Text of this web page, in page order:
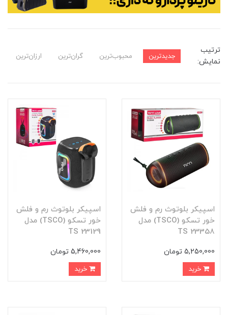
ترتیب
نمایش:
جدیدترین محبوب‌ترین گران‌ترین ارزان‌ترین
اسپیکر بلوتوث رم و فلش
خور تسکو (TSCO) مدل
TS 23358
5,250,000 تومان
اسپیکر بلوتوث رم و فلش
خور تسکو (TSCO) مدل
TS 23129
5,460,000 تومان